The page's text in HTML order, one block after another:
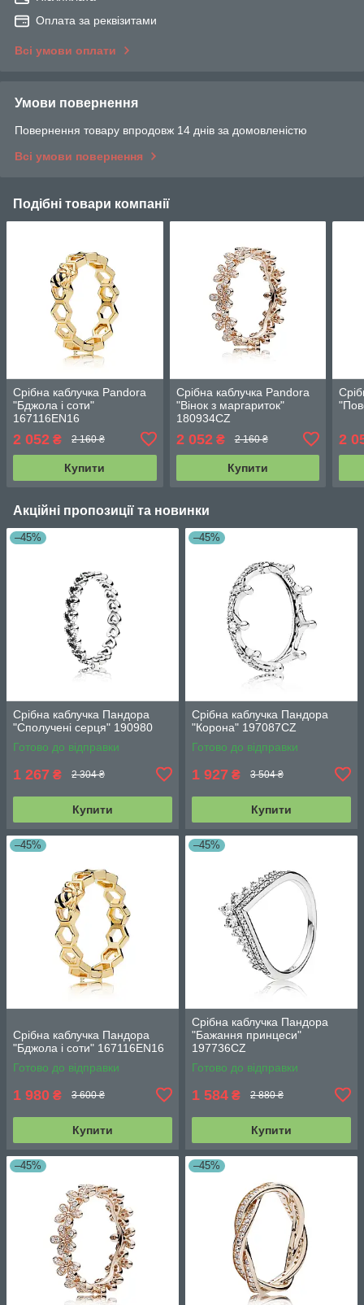
Оплата за реквізитами
Всі умови оплати
Умови повернення
Повернення товару впродовж 14 днів за домовленістю
Всі умови повернення
Подібні товари компанії
Срібна каблучка Pandora
"Бджола і соти"
167116EN16
2 052 ₴ 2 160 ₴
Купити
Срібна каблучка Pandora
"Вінок з маргариток"
180934CZ
2 052₴ 2 160 ₴
Купити
2
Акційні пропозиції та новинки
–45%
Срібна каблучка Пандора
"Сполучені серця" 190980
Готово до відправки
1 267 ₴ 2 304 ₴
Купити
–45%
Срібна каблучка Пандора
"Корона" 197087CZ
Готово до відправки
1 927 ₴ 3 504 ₴
Купити
–45%
Срібна каблучка Пандора
"Бджола і соти" 167116EN16
Готово до відправки
1 980 ₴ 3 600 ₴
Купити
–45%
Срібна каблучка Пандора
"Бажання принцеси"
197736CZ
Готово до відправки
1 584 ₴ 2 880 ₴
Купити
–45% –45%